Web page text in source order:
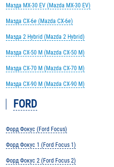
Мазда MX-30 EV (Mazda MX-30 EV)
Мазда CX-6e (Mazda CX-6e)
Мазда 2 Hybrid (Mazda 2 Hybrid)
Мазда CX-50 M (Mazda CX-50 M)
Мазда CX-70 M (Mazda CX-70 M)
Мазда CX-90 M (Mazda CX-90 M)
FORD
Форд Фокус (Ford Focus)
Форд Фокус 1 (Ford Focus 1)
Форд Фокус 2 (Ford Focus 2)